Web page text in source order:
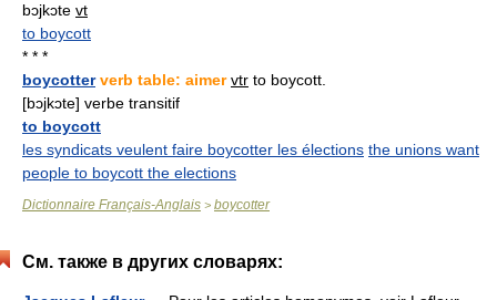
bɔjkɔte vt
to boycott
* * *
boycotter verb table: aimer vtr to boycott.
[bɔjkɔte] verbe transitif
to boycott
les syndicats veulent faire boycotter les élections the unions want
people to boycott the elections
Dictionnaire Français-Anglais > boycotter
См. также в других словарях: